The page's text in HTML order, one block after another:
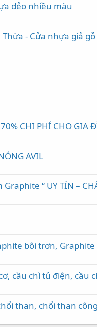
dẻo nhiều màu
- Cửa nhựa giả gỗ
CHI PHÍ CHO GIA
AVIL
“ UY TÍN –
bôi trơn,
cầu chì tủ điện, cầu
than, chổi than